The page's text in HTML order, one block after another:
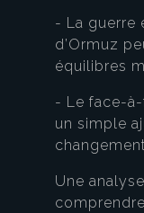
- La guerre
d’Ormuz
équilibres
- Le face-
un simple
Une